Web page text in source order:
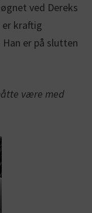
ved Dereks
er kraftig
er på slutten
være med